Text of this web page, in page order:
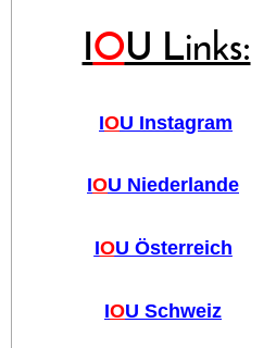
IOU Links:
IOU Instagram
IOU Niederlande
IOU Österreich
IOU Schweiz